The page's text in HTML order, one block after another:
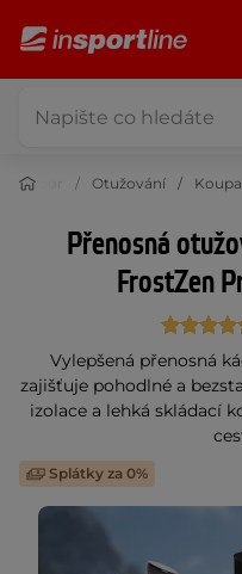
Outdoor Otužování
Přenosná
FrostZen
Vylepšená přenosná
zajišťuje pohodlné a
izolace a lehká skládací
Splátky za 0%